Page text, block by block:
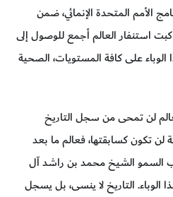
الأمم المتحدة الإنمائي، ضمن
استنفار العالم أجمع للوصول إلى
الوباء على كافة المستويات، الصحية
لن تمحى من سجل التاريخ
لن تكون كسابقتها، فعالم ما بعد
السمو الشيخ محمد بن راشد آل
الوباء. التاريخ لا ينسى، بل يسجل